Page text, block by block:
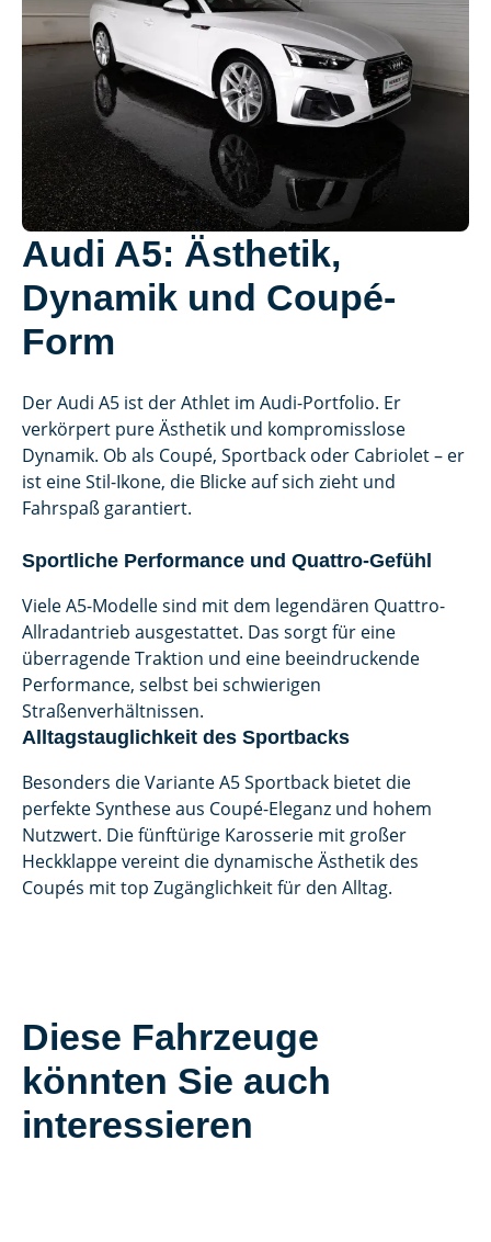
Audi A5: Ästhetik,
Dynamik und Coupé-
Form
Der Audi A5 ist der Athlet im Audi-Portfolio. Er
verkörpert pure Ästhetik und kompromisslose
Dynamik. Ob als Coupé, Sportback oder Cabriolet – er
ist eine Stil-Ikone, die Blicke auf sich zieht und
Fahrspaß garantiert.
Sportliche Performance und Quattro-Gefühl
Viele A5-Modelle sind mit dem legendären Quattro-
Allradantrieb ausgestattet. Das sorgt für eine
überragende Traktion und eine beeindruckende
Performance, selbst bei schwierigen
Straßenverhältnissen.
Alltagstauglichkeit des Sportbacks
Besonders die Variante A5 Sportback bietet die
perfekte Synthese aus Coupé-Eleganz und hohem
Nutzwert. Die fünftürige Karosserie mit großer
Heckklappe vereint die dynamische Ästhetik des
Coupés mit top Zugänglichkeit für den Alltag.
Diese Fahrzeuge
könnten Sie auch
interessieren